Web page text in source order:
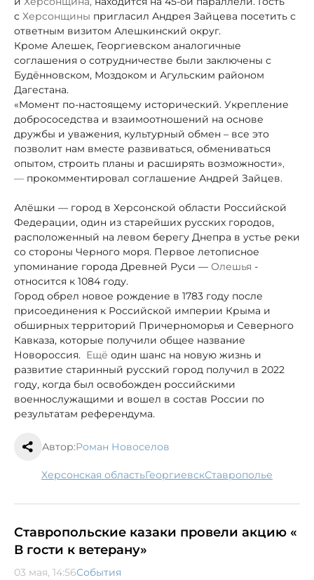
с Херсонщины пригласил Андрея Зайцева посетить с
ответным визитом Алешкинский округ.
Кроме Алешек, Георгиевском аналогичные
соглашения о сотрудничестве были заключены с
Будённовском, Моздоком и Агульским районом
Дагестана.
«Момент по-настоящему исторический. Укрепление
добрососедства и взаимоотношений на основе
дружбы и уважения, культурный обмен – все это
позволит нам вместе развиваться, обмениваться
опытом, строить планы и расширять возможности»,
— прокомментировал соглашение Андрей Зайцев.
Алёшки — город в Херсонской области Российской
Федерации, один из старейших русских городов,
расположенный на левом берегу Днепра в устье реки
со стороны Черного моря. Первое летописное
упоминание города Древней Руси — Олешья -
относится к 1084 году.
Город обрел новое рождение в 1783 году после
присоединения к Российской империи Крыма и
обширных территорий Причерноморья и Северного
Кавказа, которые получили общее название
Новороссия. Ещё один шанс на новую жизнь и
развитие старинный русский город получил в 2022
году, когда был освобожден российскими
военнослужащими и вошел в состав России по
результатам референдума.
Автор:Роман Новоселов
Херсонская область Георгиевск Ставрополье
Ставропольские казаки провели акцию «
В гости к ветерану»
03 мая, 14:56События